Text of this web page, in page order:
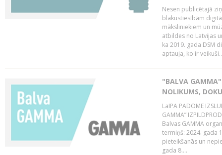
Nesen publicētajā
blakustiesībām
māksliniekiem un
atbildes no Latvijas
ka 2019. gada DSM
aptauja, ko ir
"BALVA GAMMA"
NOLIKUMS,
LaIPA PADOME
GAMMA”
Balvas GAMMA
termiņš: 2024. gada
pieteikšanās un
gada 8....